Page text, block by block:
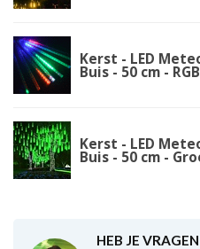
Kerst - LED
Buis - 50 cm - RGB
Kerst - LED
Buis - 50 cm -
HEB JE